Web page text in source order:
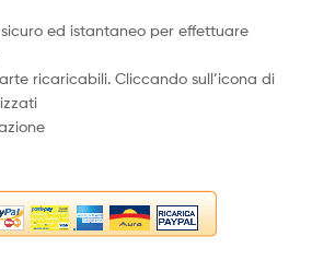
sicuro ed istantaneo per effettuare
ricaricabili. Cliccando sull’icona di